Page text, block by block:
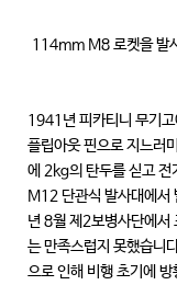
114mm M8 로켓을 발
1941년 피카티니 무기
플립아웃 핀으로 지느
에 2kg의 탄두를 싣고 전
M12 단관식 발사대에서
년 8월 제2보병사단에서
는 만족스럽지 못했습니
으로 인해 비행 초기에